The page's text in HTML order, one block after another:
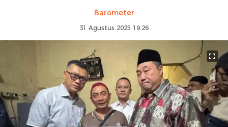
Barometer
31 Agustus 2025 19:26